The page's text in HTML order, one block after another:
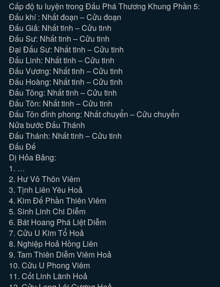
Cấp độ tu luyện trong Đấu Phá Thương Khung Phần 5:
Đấu khí : Nhất đoạn – Cửu đoạn
Đấu Giả: Nhất tinh – Cửu tinh
Đấu Sư: Nhất tinh – Cửu tinh
Đại Đấu Sư: Nhất tinh – Cửu tinh
Đấu Linh: Nhất tinh – Cửu tinh
Đấu Vương: Nhất tinh – Cửu tinh
Đấu Hoàng: Nhất tinh – Cửu tinh
Đấu Tông: Nhất tinh – Cửu tinh
Đấu Tôn: Nhất tinh – Cửu tinh
Đấu Tôn đỉnh phong: Nhất chuyển – Cửu chuyển
Nửa bước Đấu Thánh
Đấu Thánh: Nhất tinh – Cửu tinh
Đấu Đế
Dị Hỏa Bảng:
1. …
2. Hư Vô Thôn Viêm
3. Tịnh Liên Yêu Hoả
4. Kim Đế Phần Thiên Viêm
5. Sinh Linh Chi Diễm
6. Bát Hoang Phá Liệt Diễm
7. Cửu U Kim Tổ Hoả
8. Nghiệp Hoả Hồng Liên
9. Tam Thiên Diễm Viêm Hoả
10. Cửu U Phong Viêm
11. Cốt Linh Lãnh Hoả